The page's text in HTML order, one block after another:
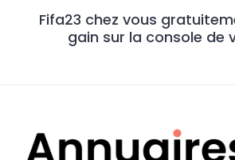
Fifa23 chez vous
gain sur la console de